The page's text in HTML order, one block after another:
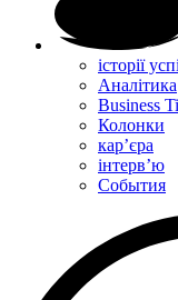
історії
Аналітика
Business
Колонки
кар’єра
інтерв’ю
Cобытия